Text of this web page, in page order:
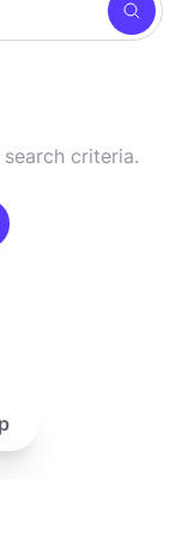
criteria.